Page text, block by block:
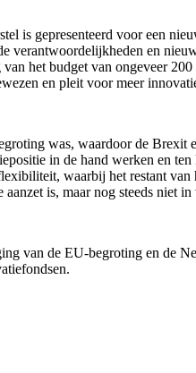
is gepresenteerd voor een
verantwoordelijkheden en
het budget van ongeveer
en pleit voor meer
was, waardoor de Brexit
in de hand werken en ten
waarbij het restant
is, maar nog steeds niet
van de EU-begroting en de